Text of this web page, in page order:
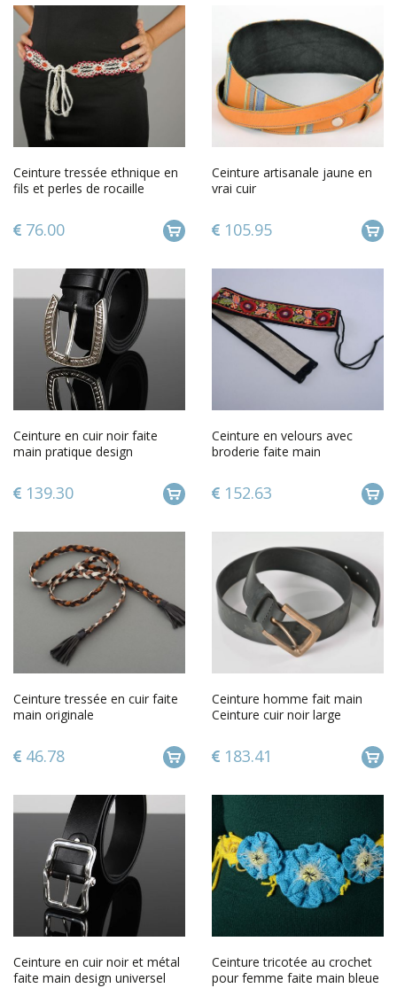
Ceinture tressée ethnique en
fils et perles de rocaille
76.00
Ceinture artisanale jaune en
vrai cuir
105.95
Ceinture en cuir noir faite
main pratique design
139.30
Ceinture en velours avec
broderie faite main
152.63
Ceinture tressée en cuir faite
main originale
46.78
Ceinture homme fait main
Ceinture cuir noir large
183.41
Ceinture en cuir noir et métal
faite main design universel
Ceinture tricotée au crochet
pour femme faite main bleue